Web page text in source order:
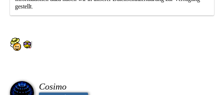
gestellt.
Cosimo